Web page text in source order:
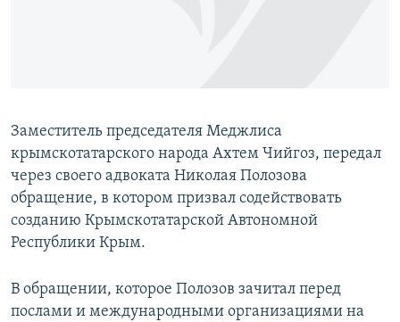
Все сайты RFE/RL
Заместитель председателя Меджлиса
крымскотатарского народа Ахтем Чийгоз, передал
через своего адвоката Николая Полозова
обращение, в котором призвал содействовать
созданию Крымскотатарской Автономной
Республики Крым.
В обращении, которое Полозов зачитал перед
послами и международными организациями на